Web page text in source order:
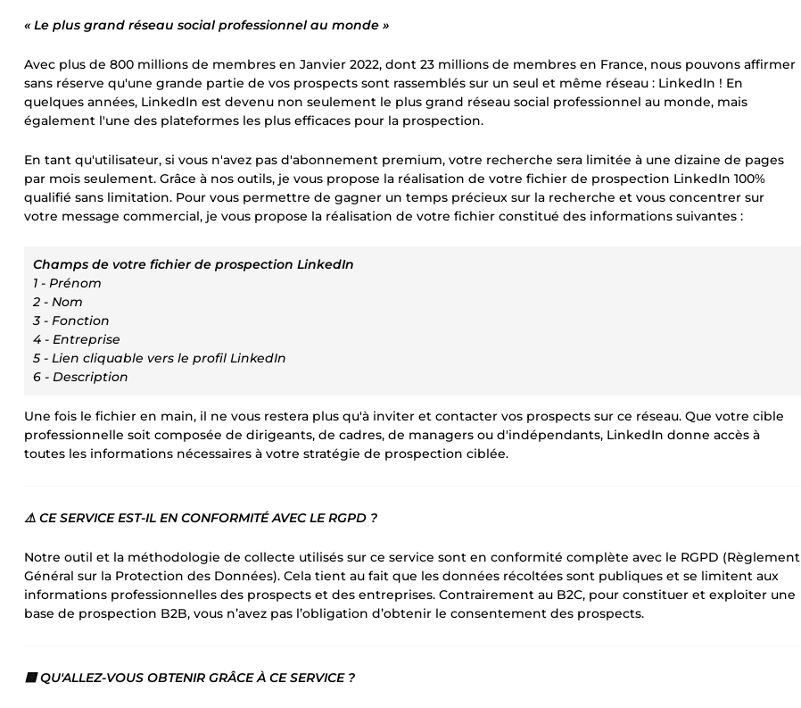
« Le plus grand réseau social professionnel au monde »
Avec plus de 800 millions de membres en Janvier 2022, dont 23 millions de membres en France, nous pouvons affirmer
sans réserve qu'une grande partie de vos prospects sont rassemblés sur un seul et même réseau : LinkedIn ! En
quelques années, LinkedIn est devenu non seulement le plus grand réseau social professionnel au monde, mais
également l'une des plateformes les plus efficaces pour la prospection.
En tant qu'utilisateur, si vous n'avez pas d'abonnement premium, votre recherche sera limitée à une dizaine de pages
par mois seulement. Grâce à nos outils, je vous propose la réalisation de votre fichier de prospection LinkedIn 100%
qualifié sans limitation. Pour vous permettre de gagner un temps précieux sur la recherche et vous concentrer sur
votre message commercial, je vous propose la réalisation de votre fichier constitué des informations suivantes :
Champs de votre fichier de prospection LinkedIn
1 - Prénom
2 - Nom
3 - Fonction
4 - Entreprise
5 - Lien cliquable vers le profil LinkedIn
6 - Description
Une fois le fichier en main, il ne vous restera plus qu'à inviter et contacter vos prospects sur ce réseau. Que votre cible
professionnelle soit composée de dirigeants, de cadres, de managers ou d'indépendants, LinkedIn donne accès à
toutes les informations nécessaires à votre stratégie de prospection ciblée.
⚠️ CE SERVICE EST-IL EN CONFORMITÉ AVEC LE RGPD ?
Notre outil et la méthodologie de collecte utilisés sur ce service sont en conformité complète avec le RGPD (Règlement
Général sur la Protection des Données). Cela tient au fait que les données récoltées sont publiques et se limitent aux
informations professionnelles des prospects et des entreprises. Contrairement au B2C, pour constituer et exploiter une
base de prospection B2B, vous n’avez pas l’obligation d’obtenir le consentement des prospects.
🟨 QU'ALLEZ-VOUS OBTENIR GRÂCE À CE SERVICE ?